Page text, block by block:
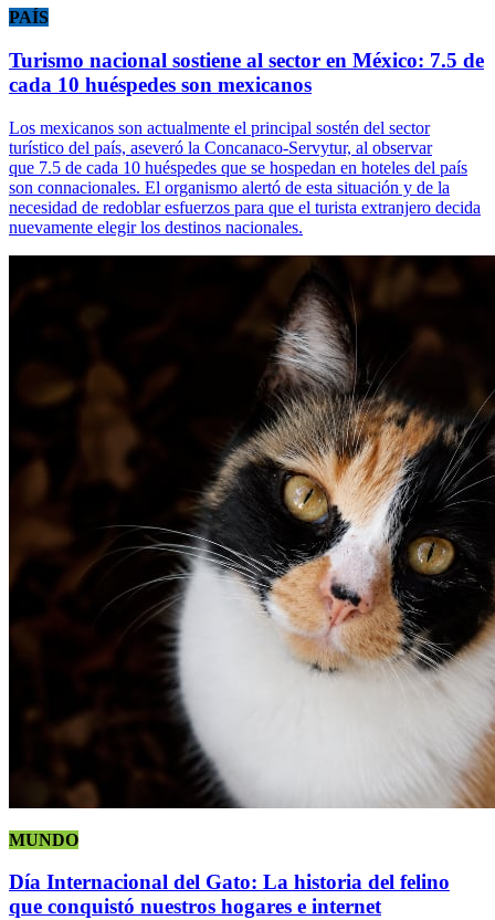
PAÍS
Turismo nacional sostiene al sector en México: 7.5 de
cada 10 huéspedes son mexicanos
Los mexicanos son actualmente el principal sostén del sector
turístico del país, aseveró la Concanaco-Servytur, al observar
que 7.5 de cada 10 huéspedes que se hospedan en hoteles del país
son connacionales. El organismo alertó de esta situación y de la
necesidad de redoblar esfuerzos para que el turista extranjero decida
nuevamente elegir los destinos nacionales.
MUNDO
Día Internacional del Gato: La historia del felino
que conquistó nuestros hogares e internet